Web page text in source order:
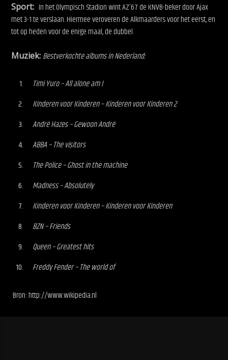
Sport: In het Olympisch Stadion wint AZ’67 de KNVB-beker door Ajax
met 3-1 te verslaan. Hiermee veroveren de Alkmaarders voor het eerst, en
tot op heden voor de enige maal, de dubbel.
Muziek: Bestverkochte albums in Nederland:
Timi Yuro – All alone am I
Kinderen voor Kinderen – Kinderen voor Kinderen 2
André Hazes – Gewoon André
ABBA – The visitors
The Police – Ghost in the machine
Madness – Absolutely
Kinderen voor Kinderen – Kinderen voor Kinderen
BZN – Friends
Queen – Greatest hits
Freddy Fender – The world of
Bron: http://www.wikipedia.nl